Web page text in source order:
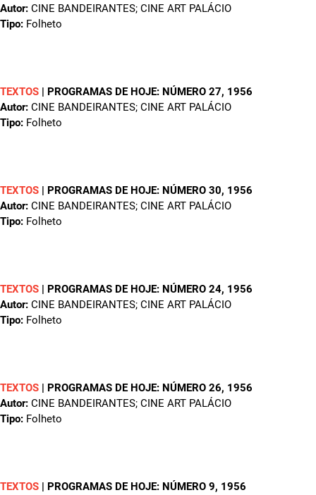
Autor: CINE BANDEIRANTES; CINE ART PALÁCIO
Tipo: Folheto
TEXTOS | PROGRAMAS DE HOJE: NÚMERO 27, 1956
Autor: CINE BANDEIRANTES; CINE ART PALÁCIO
Tipo: Folheto
TEXTOS | PROGRAMAS DE HOJE: NÚMERO 30, 1956
Autor: CINE BANDEIRANTES; CINE ART PALÁCIO
Tipo: Folheto
TEXTOS | PROGRAMAS DE HOJE: NÚMERO 24, 1956
Autor: CINE BANDEIRANTES; CINE ART PALÁCIO
Tipo: Folheto
TEXTOS | PROGRAMAS DE HOJE: NÚMERO 26, 1956
Autor: CINE BANDEIRANTES; CINE ART PALÁCIO
Tipo: Folheto
TEXTOS | PROGRAMAS DE HOJE: NÚMERO 9, 1956